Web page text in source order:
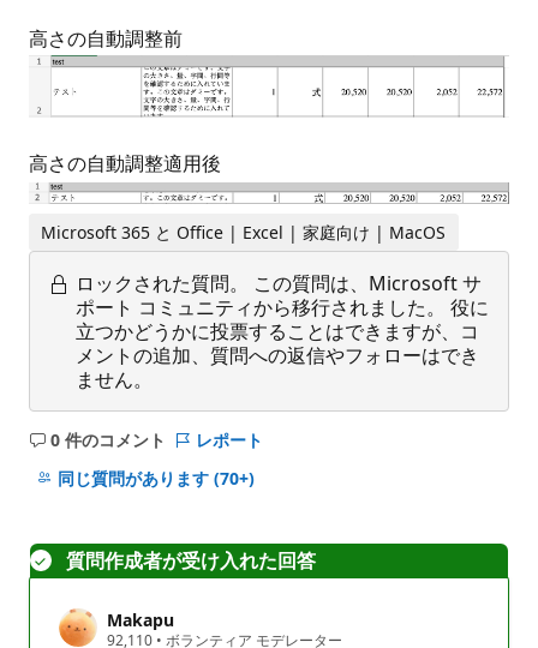
高さの自動調整前
高さの自動調整適用後
Microsoft 365 と Office | Excel | 家庭向け | MacOS
ロックされた質問。
この質問は、Microsoft サ
ポート コミュニティから移行されました。 役に
立つかどうかに投票することはできますが、コ
メントの追加、質問への返信やフォローはでき
ません。
0 件のコメント
コ
メ
は
あ
ま
レポート
同じ質問があります (70+)
質問作成者が受け入れた回答
Makapu
92,110 評
• ボランティア モデレーター